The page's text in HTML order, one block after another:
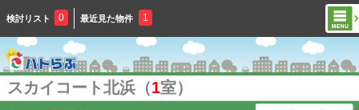
検討リスト 0 最近見た物件 1
スカイコート北浜（1室）